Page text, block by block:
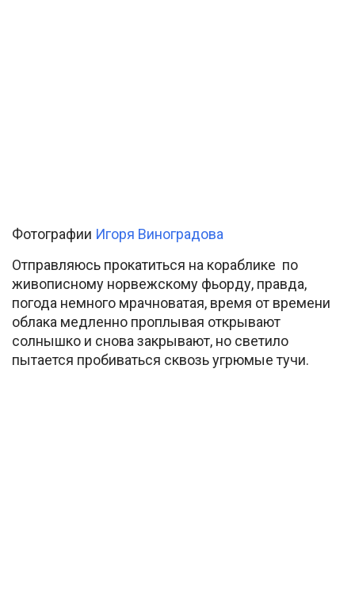
Фотографии Игоря Виноградова
Отправляюсь прокатиться на кораблике по
живописному норвежскому фьорду, правда,
погода немного мрачноватая, время от времени
облака медленно проплывая открывают
солнышко и снова закрывают, но светило
пытается пробиваться сквозь угрюмые тучи.